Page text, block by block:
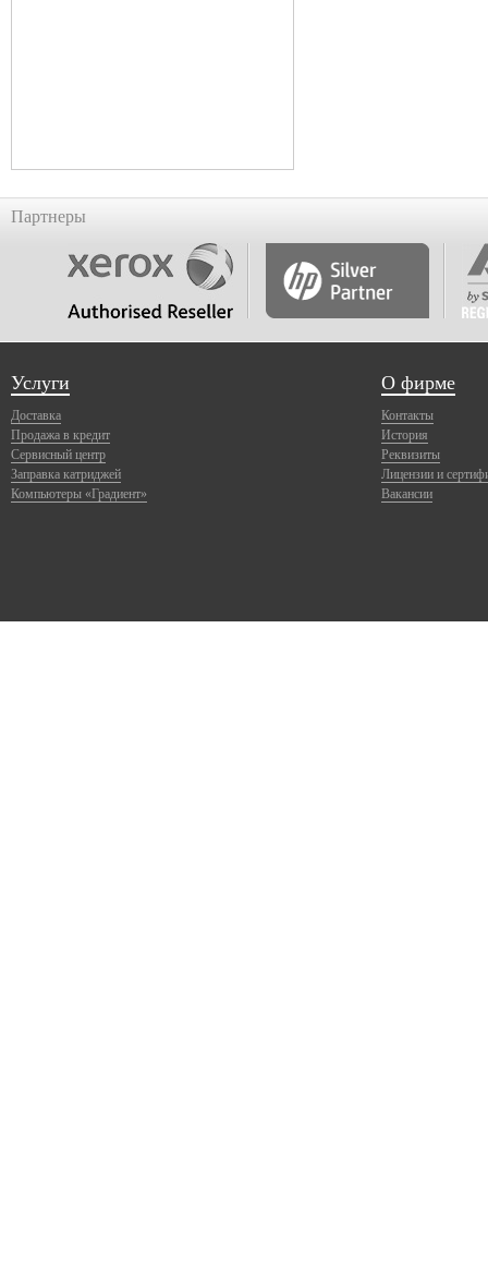
Партнеры
Услуги
Доставка
Продажа в кредит
Сервисный центр
Заправка катриджей
Компьютеры «Градиент»
О фирме
Контакты
История
Реквизиты
Лицензии и
Вакансии